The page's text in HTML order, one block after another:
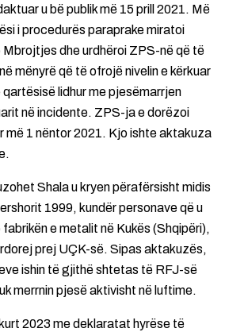
u bë publik më 15 prill 2021. Më
i procedurës paraprake miratoi
dhe urdhëroi ZPS-në që të
mënyrë që të ofrojë nivelin e kërkuar
lidhur me pjesëmarrjen
në incidente. ZPS-ja e dorëzoi
më 1 nëntor 2021. Kjo ishte aktakuza
Shala u kryen përafërsisht midis
1999, kundër personave që u
e metalit në Kukës (Shqipëri),
prej UÇK-së. Sipas aktakuzës,
ishin të gjithë shtetas të RFJ-së
merrnin pjesë aktivisht në luftime.
2023 me deklaratat hyrëse të